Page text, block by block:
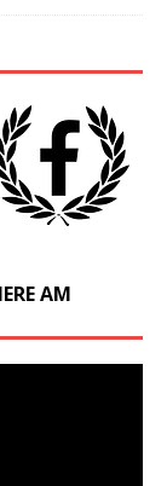
AM